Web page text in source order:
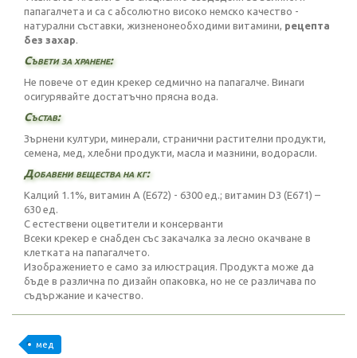
папагалчета и са с абсолютно високо немско качество -
натурални съставки, жизненонеобходими витамини, рецепта
без захар.
Съвети за хранене:
Не повече от един крекер седмично на папагалче. Винаги
осигурявайте достатъчно прясна вода.
Състав:
Зърнени култури, минерали, странични растителни продукти,
семена, мед, хлебни продукти, масла и мазнини, водорасли.
Добавени вещества на кг:
Калций 1.1%, витамин А (E672) - 6300 ед.; витамин D3 (E671) –
630 ед.
С естествени оцветители и консерванти
Всеки крекер е снабден със закачалка за лесно окачване в
клетката на папагалчето.
Изображението е само за илюстрация. Продукта може да
бъде в различна по дизайн опаковка, но не се различава по
съдържание и качество.
мед